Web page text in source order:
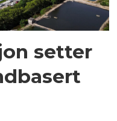
setter